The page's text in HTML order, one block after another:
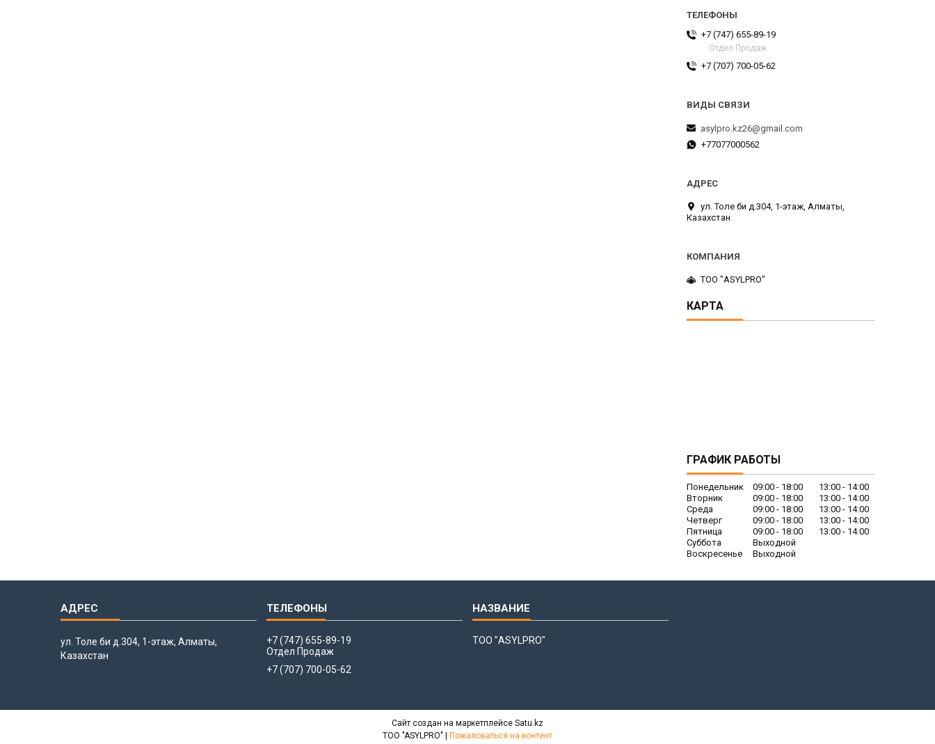
+7 (747) 655-89-19
Отдел Продаж
+7 (707) 700-05-62
asylpro.kz26@gmail.com
+77077000562
ул. Толе би д.304, 1-этаж, Алматы,
Казахстан
ТОО "ASYLPRO"
КАРТА
ГРАФИК РАБОТЫ
Понедельник 09:00 18:00 13:00
14:00
Вторник
09:00 18:00 13:00
14:00
Среда
09:00 18:00 13:00
14:00
Четверг
09:00 18:00 13:00
14:00
Пятница
09:00 18:00 13:00
14:00
Суббота
Выходной
Воскресенье
Выходной
ул. Толе би д.304, 1-этаж, Алматы,
Казахстан
+7 (747) 655-89-19
Отдел Продаж
+7 (707) 700-05-62
ТОО "ASYLPRO"
Сайт создан на маркетплейсе Satu.kz
Пожаловаться на контент